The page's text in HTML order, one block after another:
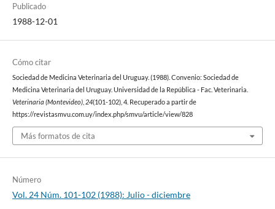
Publicado
1988-12-01
Cómo citar
Sociedad de Medicina Veterinaria del Uruguay. (1988). Convenio: Sociedad de
Medicina Veterinaria del Uruguay. Universidad de la República - Fac. Veterinaria.
Veterinaria (Montevideo), 24(101-102), 4. Recuperado a partir de
https://revistasmvu.com.uy/index.php/smvu/article/view/828
Más formatos de cita
Número
Vol. 24 Núm. 101-102 (1988): Julio - diciembre